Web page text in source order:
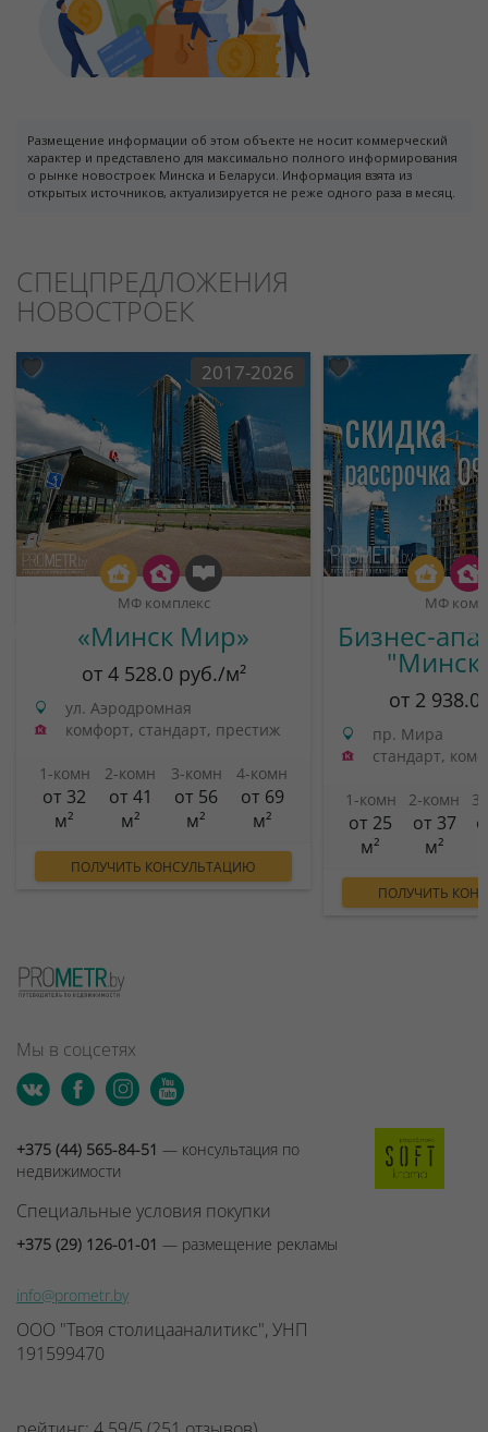
Размещение информации об этом объекте не носит коммерческий
характер и представлено для максимально полного информирования
о рынке новостроек Минска и Беларуси. Информация взята из
открытых источников, актуализируется не реже одного раза в месяц.
СПЕЦПРЕДЛОЖЕНИЯ
НОВОСТРОЕК
2017-2026
МФ комплекс
«Минск Мир»
от 4 528.0 руб./м²
ул. Аэродромная
комфорт, стандарт, престиж
1-комн
от 32
м²
2-комн
от 41
м²
3-комн
от 56
м²
4-комн
от 69
м²
ПОЛУЧИТЬ КОНСУЛЬТАЦИЮ
МФ
Бизнес-
от 2
пр. Мира
стандарт,
1-комн
от 25
м²
2-комн
от 37
м²
ПОЛУЧИТЬ
Мы в соцсетях
+375 (44) 565-84-51 — консультация по
недвижимости
Специальные условия покупки
+375 (29) 126-01-01 — размещение рекламы
info@prometr.by
ООО "Твоя столицааналитикс", УНП
191599470